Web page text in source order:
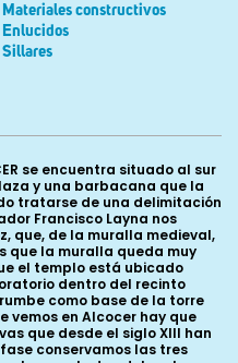
Materiales constructivos
Enlucidos
Sillares
se encuentra situado al sur
y una barbacana que la
tratarse de una delimitación
Francisco Layna nos
que, de la muralla medieval,
que la muralla queda muy
el templo está ubicado
dentro del recinto
como base de la torre
vemos en Alcocer hay que
que desde el siglo XIII han
conservamos las tres